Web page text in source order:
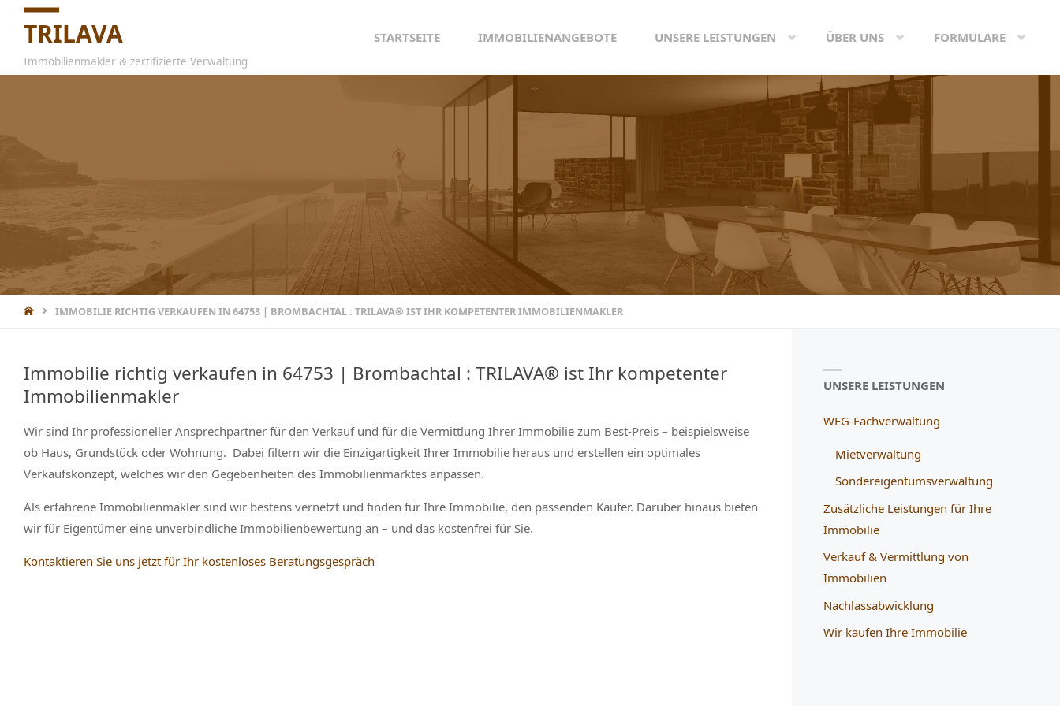
TRILAVA
Immobilienmakler & zertifizierte Verwaltung
STARTSEITE IMMOBILIENANGEBOTE UNSERE LEISTUNGEN ÜBER UNS FORMULARE
IMMOBILIE RICHTIG VERKAUFEN IN 64753 | BROMBACHTAL : TRILAVA® IST IHR KOMPETENTER IMMOBILIENMAKLER
Immobilie richtig verkaufen in 64753 | Brombachtal : TRILAVA® ist Ihr kompetenter
Immobilienmakler
Wir sind Ihr professioneller Ansprechpartner für den Verkauf und für die Vermittlung Ihrer Immobilie zum Best-Preis – beispielsweise
ob Haus, Grundstück oder Wohnung. Dabei filtern wir die Einzigartigkeit Ihrer Immobilie heraus und erstellen ein optimales
Verkaufskonzept, welches wir den Gegebenheiten des Immobilienmarktes anpassen.
Als erfahrene Immobilienmakler sind wir bestens vernetzt und finden für Ihre Immobilie, den passenden Käufer. Darüber hinaus bieten
wir für Eigentümer eine unverbindliche Immobilienbewertung an – und das kostenfrei für Sie.
Kontaktieren Sie uns jetzt für Ihr kostenloses Beratungsgespräch
UNSERE LEISTUNGEN
WEG-Fachverwaltung
Mietverwaltung
Sondereigentumsverwaltung
Zusätzliche Leistungen für Ihre
Immobilie
Verkauf & Vermittlung von
Immobilien
Nachlassabwicklung
Wir kaufen Ihre Immobilie